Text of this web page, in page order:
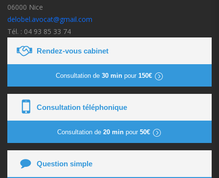
06000 Nice
delobel.avocat@gmail.com
Tél. : 04 93 85 33 74
Rendez-vous cabinet
Consultation de 30 minpour 150€
Consultation téléphonique
Consultation de 20 min pour 50€
Question simple